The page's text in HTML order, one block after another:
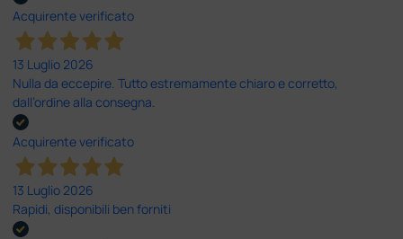
Acquirente verificato
13 Luglio 2026
Nulla da eccepire. Tutto estremamente chiaro e corretto,
dall’ordine alla consegna.
Acquirente verificato
13 Luglio 2026
Rapidi, disponibili ben forniti